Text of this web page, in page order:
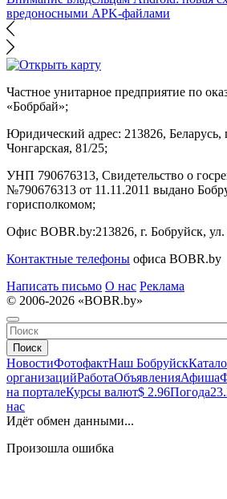
вредоносными APK-файлами
Частное унитарное предприятие по
«Бобрбай»;
Юридический адрес: 213826, Беларусь,
Чонгарская, 81/25;
УНП 790676313, Свидетельство о
№790676313 от 11.11.2011 выдано
горисполкомом;
Офис BOBR.by:213826, г. Бобруйск,
Контактные телефоны офиса BOBR.by
Написать письмо О нас Реклама
© 2006-2026 «BOBR.by»
Поиск
НовостиФотофактНаш Бобруйск
организацийРаботаОбъявленияАфиша
на порталеКурсы валют$ 2.96Погода
нас
Идёт обмен данными...
Произошла ошибка